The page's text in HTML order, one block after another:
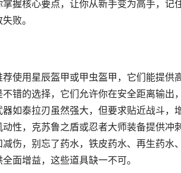
握核心要点，让你从新手变为高手，记住
败。
使用星辰盔甲或甲虫盔甲，它们能提供
错的选择，它们允许你在安全距离输出
如泰拉刃虽然强大，但要求贴近战斗，
性，克苏鲁之盾或忍者大师装备提供冲
伤，别忘了药水，铁皮药水、再生药水
面增益，这些道具缺一不可。